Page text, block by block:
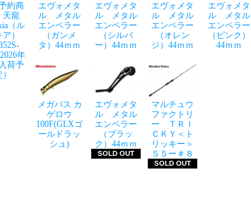
約商
天龍
（ル
）
年
荷予
エヴォメタ
ル メタル
エンペラー
（ガンメ
タ）44ｍｍ
エヴォメタ
ル メタル
エンペラー
（シルバ
ー）44ｍｍ
エヴォメタ
ル メタル
エンペラー
（オレン
ジ）44ｍｍ
エヴォメタ
ル メタル
エンペラー
（ピンク）
44ｍｍ
メガバス カ
ゲロウ
100F(GLXゴ
ールドラッ
シュ)
エヴォメタ
ル メタル
エンペラー
（ブラッ
ク）44ｍｍ
SOLD OUT
マルチュウ
ファクトリ
ー ＴＲＩ
ＣＫＹ＜ト
リッキー＞
５５ー＃８
SOLD OUT